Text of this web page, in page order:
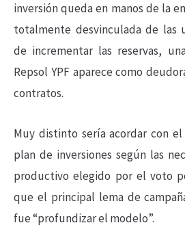
inversión queda en manos de la
totalmente desvinculada de las
de incrementar las reservas,
Repsol YPF aparece como
contratos.
Muy distinto sería acordar con
plan de inversiones según las
productivo elegido por el voto
que el principal lema de
fue “profundizar el modelo”.